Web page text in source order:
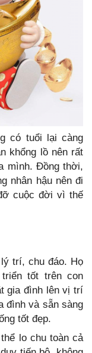
có tuổi lại càng
khổng lồ nên rất
mình. Đồng thời,
nhân hậu nên đi
cuộc đời vì thế
trí, chu đáo. Họ
tốt trên con
gia đình lên vị trí
đình và sẵn sàng
tốt đẹp.
lo chu toàn cả